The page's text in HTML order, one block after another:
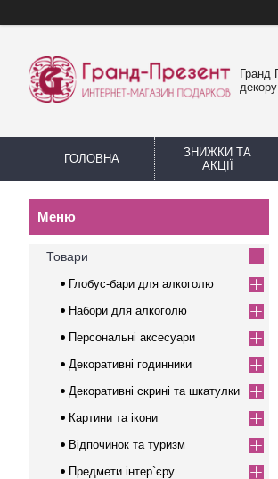
Гранд
декору
ГОЛОВНА
ЗНИЖКИ ТА
АКЦІЇ
Товари
Глобус-бари для алкоголю
Набори для алкоголю
Персональні аксесуари
Декоративні годинники
Декоративні скрині та шкатулки
Картини та ікони
Відпочинок та туризм
Предмети інтер`єру